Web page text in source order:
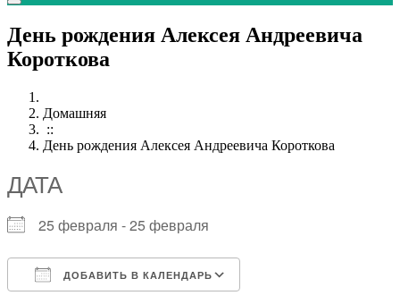
День рождения Алексея Андреевича
Короткова
Домашняя
::
День рождения Алексея Андреевича Короткова
ДАТА
25 февраля - 25 февраля
ДОБАВИТЬ В КАЛЕНДАРЬ